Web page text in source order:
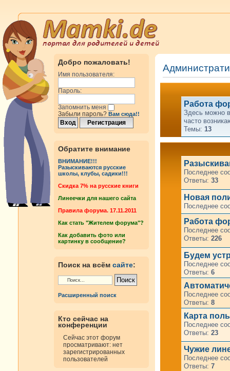
Добро пожаловать!
Имя пользователя:
Пароль:
Запомнить меня
Забыли пароль? Вам сюда!!
Обратите внимание
ВНИМАНИЕ!!!
Разыскиваются русские
школы, клубы, садики!!!
Cкидка 7% на русские книги
Линеечки для нашего сайта
Правила форума. 17.11.2011
Как стать "Жителем форума"?
Как добавить фото или
картинку в сообщение?
Поиск на всём сайте:
Расширенный поиск
Кто сейчас на
конференции
Сейчас этот форум
просматривают: нет
зарегистрированных
пользователей
Работа
Здесь можно
часто
Темы: 13
Последнее
Ответы: 33
Новая
Последнее
Работа
Последнее
Ответы: 226
Будем
Последнее
Ответы: 6
Последнее
Ответы: 8
Карта
Последнее
Ответы: 23
Чужие
Последнее
Ответы: 7